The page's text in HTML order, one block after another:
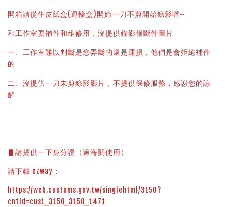
開箱請從牛皮紙盒(運輸盒)開始一刀不剪開始錄影喔~
和工作室要補件和維修用，沒提供錄影僅斷件圖片
一、工作室難以判斷是您弄斷的還是運損，他們是會拒絕補件
的
二、沒提供一刀未剪錄影影片，不提供保修服務，感謝您的諒
解
▋請提供一下身分證（過海關使用）
請下載 ezway：
https://web.customs.gov.tw/singlehtml/3150?
cntId=cus1_3150_3150_1471